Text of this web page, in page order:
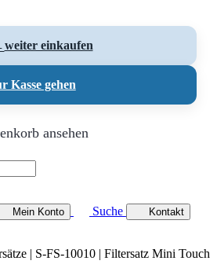
weiter einkaufen
Kasse gehen
ansehen
Mein Konto Suche Kontakt
| S-FS-10010 | Filtersatz Mini Touch